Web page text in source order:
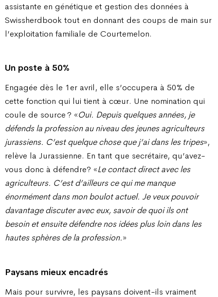
assistante en génétique et gestion des données à
Swissherdbook tout en donnant des coups de main sur
l’exploitation familiale de Courtemelon.
Un poste à 50%
Engagée dès le 1er avril, elle s’occupera à 50% de
cette fonction qui lui tient à cœur. Une nomination qui
coule de source ? «Oui. Depuis quelques années, je
défends la profession au niveau des jeunes agriculteurs
jurassiens. C’est quelque chose que j’ai dans les tripes»,
relève la Jurassienne. En tant que secrétaire, qu’avez-
vous donc à défendre? «Le contact direct avec les
agriculteurs. C’est d’ailleurs ce qui me manque
énormément dans mon boulot actuel. Je veux pouvoir
davantage discuter avec eux, savoir de quoi ils ont
besoin et ensuite défendre nos idées plus loin dans les
hautes sphères de la profession.»
Paysans mieux encadrés
Mais pour survivre, les paysans doivent-ils vraiment